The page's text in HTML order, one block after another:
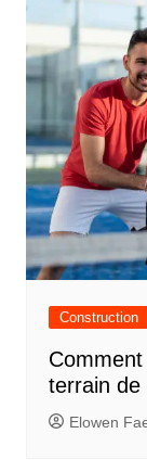
Construction
terrain de
Elowen